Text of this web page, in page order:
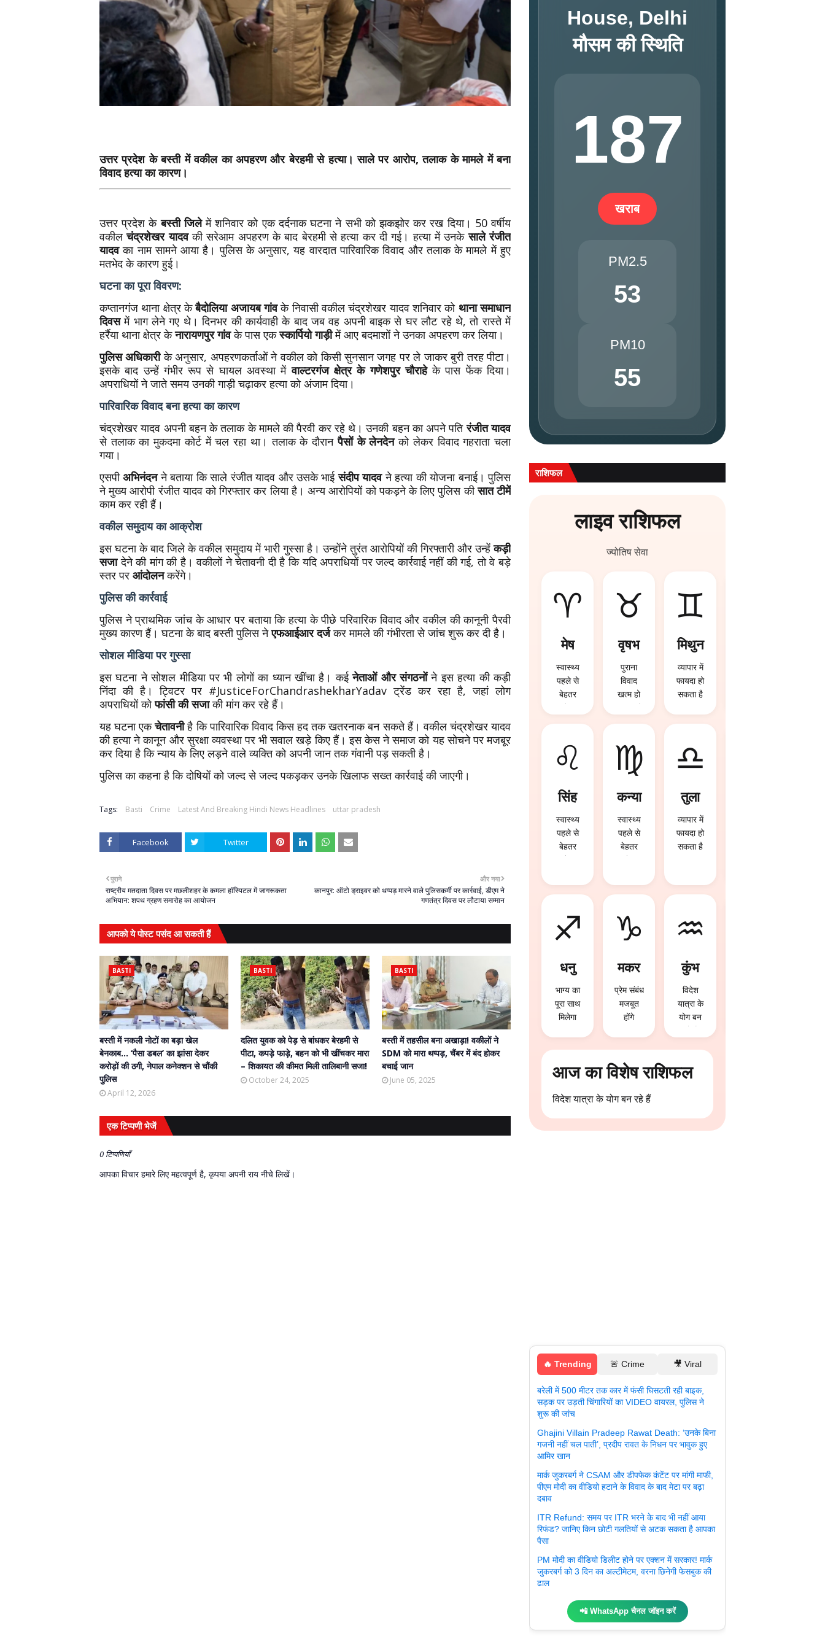
उत्तर प्रदेश के बस्ती में वकील का अपहरण और बेरहमी से हत्या। साले पर आरोप, तलाक के मामले में बना
विवाद हत्या का कारण।
उत्तर प्रदेश केबस्ती जिलेमें शनिवार को एक दर्दनाक घटना ने सभी को झकझोर कर रख दिया। 50 वर्षीय
वकीलचंद्रशेखर यादवकी सरेआम अपहरण के बाद बेरहमी से हत्या कर दी गई। हत्या में उनकेसाले रंजीत
यादवका नाम सामने आया है। पुलिस के अनुसार, यह वारदात पारिवारिक विवाद और तलाक के मामले में हुए
मतभेद के कारण हुई।
घटना का पूरा विवरण:
कप्तानगंज थाना क्षेत्र केबैदोलिया अजायब गांवके निवासी वकील चंद्रशेखर यादव शनिवार को थाना समाधान
दिवसमें भाग लेने गए थे। दिनभर की कार्यवाही के बाद जब वह अपनी बाइक से घर लौट रहे थे, तो रास्ते में
हर्रैया थाना क्षेत्र केनारायणपुर गांवके पास एकस्कार्पियो गाड़ीमें आए बदमाशों ने उनका अपहरण कर लिया।
पुलिस अधिकारीके अनुसार, अपहरणकर्ताओं ने वकील को किसी सुनसान जगह पर ले जाकर बुरी तरह पीटा।
इसके बाद उन्हें गंभीर रूप से घायल अवस्था मेंवाल्टरगंज क्षेत्र के गणेशपुर चौराहेके पास फेंक दिया।
अपराधियों ने जाते समय उनकी गाड़ी चढ़ाकर हत्या को अंजाम दिया।
पारिवारिक विवाद बना हत्या का कारण
चंद्रशेखर यादव अपनी बहन के तलाक के मामले की पैरवी कर रहे थे। उनकी बहन का अपने पतिरंजीत यादव
से तलाक का मुकदमा कोर्ट में चल रहा था। तलाक के दौरानपैसों के लेनदेनको लेकर विवाद गहराता चला
गया।
एसपीअभिनंदनने बताया कि साले रंजीत यादव और उसके भाईसंदीप यादवने हत्या की योजना बनाई। पुलिस
ने मुख्य आरोपी रंजीत यादव को गिरफ्तार कर लिया है। अन्य आरोपियों को पकड़ने के लिए पुलिस कीसात टीमें
काम कर रही हैं।
वकील समुदाय का आक्रोश
इस घटना के बाद जिले के वकील समुदाय में भारी गुस्सा है। उन्होंने तुरंत आरोपियों की गिरफ्तारी और उन्हेंकड़ी
सजादेने की मांग की है। वकीलों ने चेतावनी दी है कि यदि अपराधियों पर जल्द कार्रवाई नहीं की गई, तो वे बड़े
स्तर पर आंदोलनकरेंगे।
पुलिस की कार्रवाई
पुलिस ने प्राथमिक जांच के आधार पर बताया कि हत्या के पीछे परिवारिक विवाद और वकील की कानूनी पैरवी
मुख्य कारण हैं। घटना के बाद बस्ती पुलिस नेएफआईआर दर्जकर मामले की गंभीरता से जांच शुरू कर दी है।
सोशल मीडिया पर गुस्सा
इस घटना ने सोशल मीडिया पर भी लोगों का ध्यान खींचा है। कईनेताओं और संगठनोंने इस हत्या की कड़ी
निंदा की है। ट्विटर पर #JusticeForChandrashekharYadav ट्रेंड कर रहा है, जहां लोग
अपराधियों कोफांसी की सजाकी मांग कर रहे हैं।
यह घटना एकचेतावनीहै कि पारिवारिक विवाद किस हद तक खतरनाक बन सकते हैं। वकील चंद्रशेखर यादव
की हत्या ने कानून और सुरक्षा व्यवस्था पर भी सवाल खड़े किए हैं। इस केस ने समाज को यह सोचने पर मजबूर
कर दिया है कि न्याय के लिए लड़ने वाले व्यक्ति को अपनी जान तक गंवानी पड़ सकती है।
पुलिस का कहना है कि दोषियों को जल्द से जल्द पकड़कर उनके खिलाफ सख्त कार्रवाई की जाएगी।
Tags: Basti Crime Latest And Breaking Hindi News Headlines uttar pradesh
Facebook Twitter
और नया
कानपुर: ऑटो ड्राइवर को थप्पड़ मारने वाले पुलिसकर्मी पर कार्रवाई, डीएम ने
गणतंत्र दिवस पर लौटाया सम्मान
पुराने
राष्ट्रीय मतदाता दिवस पर मछलीशहर के कमला हॉस्पिटल में जागरूकता
अभियान: शपथ ग्रहण समारोह का आयोजन
आपको ये पोस्ट पसंद आ सकती हैं
BASTI
बस्ती में नकली नोटों का बड़ा खेल
बेनकाब… ‘पैसा डबल’ का झांसा देकर
करोड़ों की ठगी, नेपाल कनेक्शन से चौंकी
पुलिस
April 12, 2026
BASTI
दलित युवक को पेड़ से बांधकर बेरहमी से
पीटा, कपड़े फाड़े, बहन को भी खींचकर मारा
– शिकायत की कीमत मिली तालिबानी सजा!
October 24, 2025
BASTI
बस्ती में तहसील बना अखाड़ा! वकीलों ने
SDM को मारा थप्पड़, चैंबर में बंद होकर
बचाई जान
June 05, 2025
एक टिप्पणी भेजें
0 टिप्पणियाँ
आपका विचार हमारे लिए महत्वपूर्ण है, कृपया अपनी राय नीचे लिखें।
House, Delhi
मौसम की स्थिति
187
खराब
PM2.5
53
PM10
55
राशिफल
लाइव राशिफल
ज्योतिष सेवा
♈
मेष
स्वास्थ्य
पहले से
बेहतर
♉
वृषभ
पुराना
विवाद
खत्म हो
♊
मिथुन
व्यापार में
फायदा हो
सकता है
♌
सिंह
स्वास्थ्य
पहले से
बेहतर
♍
कन्या
स्वास्थ्य
पहले से
बेहतर
♎
तुला
व्यापार में
फायदा हो
सकता है
♐
धनु
भाग्य का
पूरा साथ
मिलेगा
♑
मकर
प्रेम संबंध
मजबूत
होंगे
♒
कुंभ
विदेश
यात्रा के
योग बन
आज का विशेष राशिफल
विदेश यात्रा के योग बन रहे हैं
🔥 Trending 🚨 Crime 🎥 Viral
बरेली में 500 मीटर तक कार में फंसी घिसटती रही बाइक,
सड़क पर उड़ती चिंगारियों का VIDEO वायरल, पुलिस ने
शुरू की जांच
Ghajini Villain Pradeep Rawat Death: ‘उनके बिना
गजनी नहीं चल पाती’, प्रदीप रावत के निधन पर भावुक हुए
आमिर खान
मार्क जुकरबर्ग ने CSAM और डीपफेक कंटेंट पर मांगी माफी,
पीएम मोदी का वीडियो हटाने के विवाद के बाद मेटा पर बढ़ा
दबाव
ITR Refund: समय पर ITR भरने के बाद भी नहीं आया
रिफंड? जानिए किन छोटी गलतियों से अटक सकता है आपका
पैसा
PM मोदी का वीडियो डिलीट होने पर एक्शन में सरकार! मार्क
जुकरबर्ग को 3 दिन का अल्टीमेटम, वरना छिनेगी फेसबुक की
ढाल
📲 WhatsApp चैनल जॉइन करें